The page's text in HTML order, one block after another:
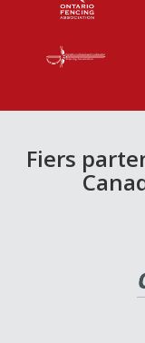
Fiers